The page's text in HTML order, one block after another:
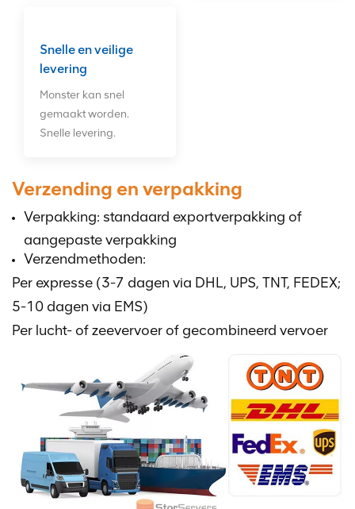
Snelle en veilige
levering
Monster kan snel
gemaakt worden.
Snelle levering.
Verzending en verpakking
Verpakking: standaard exportverpakking of
aangepaste verpakking
Verzendmethoden:
Per expresse (3-7 dagen via DHL, UPS, TNT, FEDEX;
5-10 dagen via EMS)
Per lucht- of zeevervoer of gecombineerd vervoer